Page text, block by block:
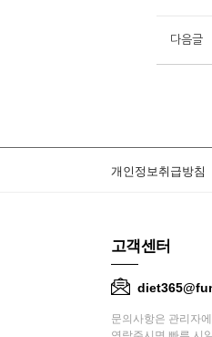
다음글
개인정보취급방침
고객센터
문의사항은 관리자